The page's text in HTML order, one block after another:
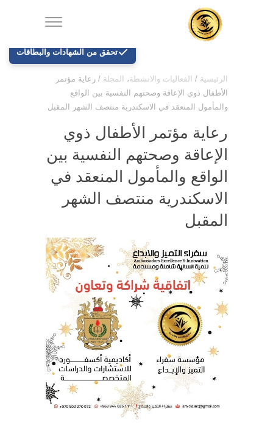
الرئيسية / الفعاليات والانشطة، المجلة / رعاية مؤتمر
الأطفال ذوي الإعاقة وصحتهم النفسية بين الواقع
والمأمول المنعقد في الاسكندرية منتصف الشهر المقبل
رعاية مؤتمر الأطفال ذوي
الإعاقة وصحتهم النفسية بين
الواقع والمأمول المنعقد في
الاسكندرية منتصف الشهر
المقبل
تحقق من الشهادات والبطاقات